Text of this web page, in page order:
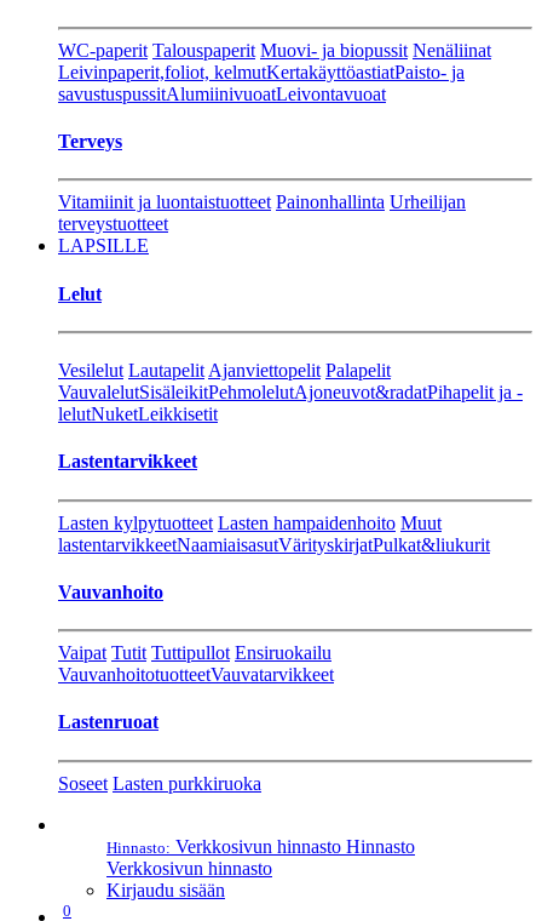
WC-paperit Talouspaperit Muovi- ja biopussit Nenäliinat
Leivinpaperit,foliot, kelmutKertakäyttöastiatPaisto- ja
savustuspussitAlumiinivuoatLeivontavuoat
Terveys
Vitamiinit ja luontaistuotteet Painonhallinta Urheilijan
terveystuotteet
LAPSILLE
Lelut
Vesilelut Lautapelit Ajanviettopelit Palapelit
VauvalelutSisäleikitPehmolelutAjoneuvot&radatPihapelit ja -
lelutNuketLeikkisetit
Lastentarvikkeet
Lasten kylpytuotteet Lasten hampaidenhoito Muut
lastentarvikkeetNaamiaisasutVärityskirjatPulkat&liukurit
Vauvanhoito
Vaipat Tutit Tuttipullot Ensiruokailu
VauvanhoitotuotteetVauvatarvikkeet
Lastenruoat
Soseet Lasten purkkiruoka
Hinnasto: Verkkosivun hinnasto Hinnasto
Verkkosivun hinnasto
Kirjaudu sisään
0